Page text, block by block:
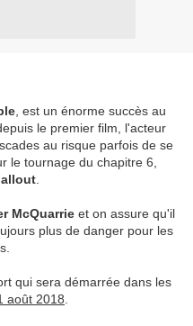
, est un énorme succès au
le premier film, l'acteur
au risque parfois de se
le tournage du chapitre 6,
McQuarrieet on assure qu'il
plus de danger pour les
qui sera démarrée dans les
août 2018